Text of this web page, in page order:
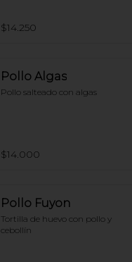
$14.250
Pollo Algas
Pollo salteado con algas
$14.000
Pollo Fuyon
Tortilla de huevo con pollo y
cebollín